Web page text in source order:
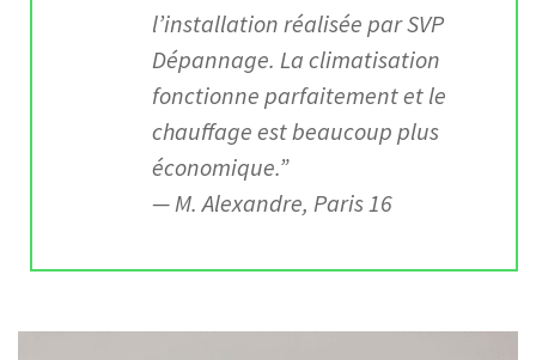
l’installation réalisée par SVP
Dépannage. La climatisation
fonctionne parfaitement et le
chauffage est beaucoup plus
économique.”
— M. Alexandre, Paris 16